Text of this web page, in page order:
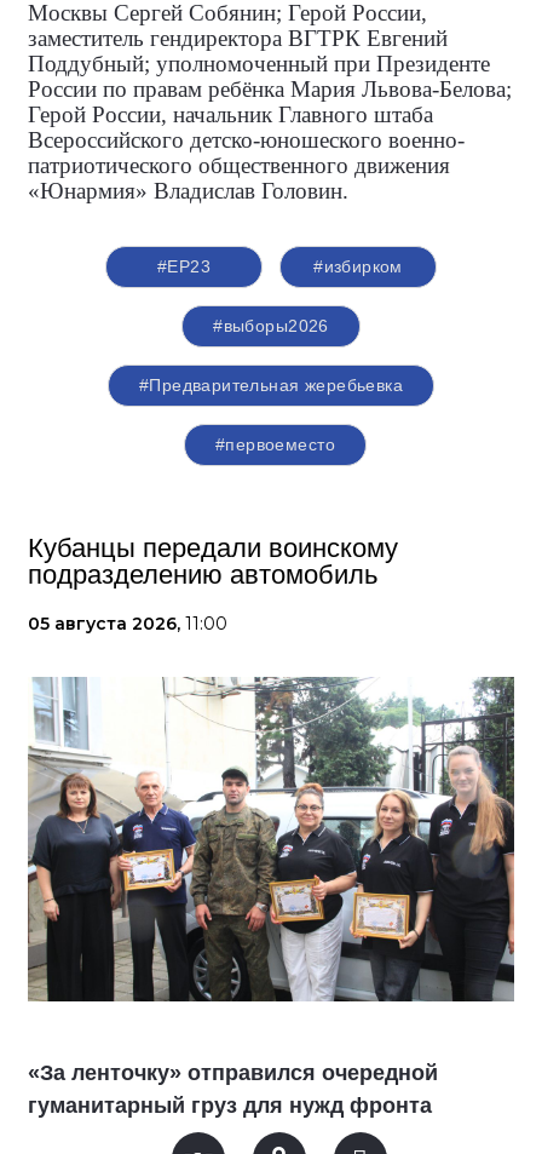
Москвы Сергей Собянин; Герой России,
заместитель гендиректора ВГТРК Евгений
Поддубный; уполномоченный при Президенте
России по правам ребёнка Мария Львова-Белова;
Герой России, начальник Главного штаба
Всероссийского детско-юношеского военно-
патриотического общественного движения
«Юнармия» Владислав Головин.
#ЕР23 #избирком
#выборы2026
#Предварительная жеребьевка
#первоеместо
Кубанцы передали воинскому
подразделению автомобиль
05 августа 2026, 11:00
«За ленточку» отправился очередной
гуманитарный груз для нужд фронта